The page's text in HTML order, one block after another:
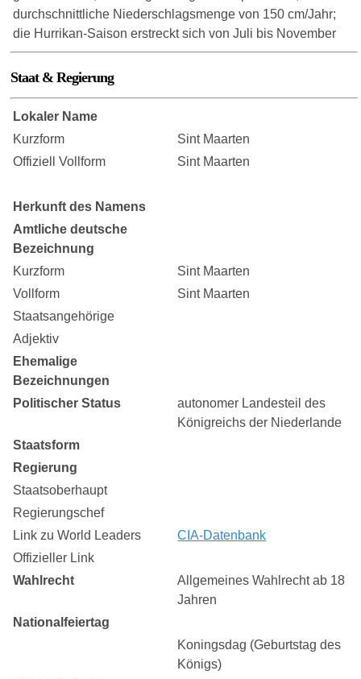
durchschnittliche Niederschlagsmenge von 150 cm/Jahr;
die Hurrikan-Saison erstreckt sich von Juli bis November
Staat & Regierung
Lokaler Name
Kurzform
Sint Maarten
Offiziell Vollform
Sint Maarten
Herkunft des Namens
Amtliche deutsche
Bezeichnung
Kurzform
Sint Maarten
Vollform
Sint Maarten
Staatsangehörige
Adjektiv
Ehemalige
Bezeichnungen
Politischer Status
autonomer Landesteil des
Königreichs der Niederlande
Staatsform
Regierung
Staatsoberhaupt
Regierungschef
Link zu World Leaders
CIA-Datenbank
Offizieller Link
Wahlrecht
Allgemeines Wahlrecht ab 18
Jahren
Nationalfeiertag
Koningsdag (Geburtstag des
Königs)